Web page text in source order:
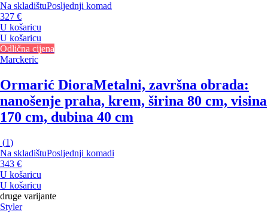
Na skladištuPosljednji komad
327 €
U košaricu
U košaricu
Odlična cijena
Marckeric
Ormarić DioraMetalni, završna obrada:
nanošenje praha, krem, širina 80 cm, visina
170 cm, dubina 40 cm
(1)
Na skladištuPosljednji komadi
343 €
U košaricu
U košaricu
druge varijante
Styler